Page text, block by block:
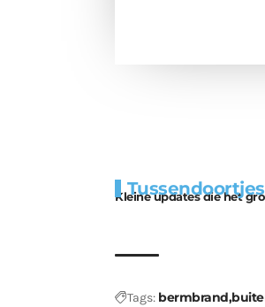
Tussendoortjes
Kleine updates die het
bouwmateriaal voor
kabouters
Tags: bermbrand